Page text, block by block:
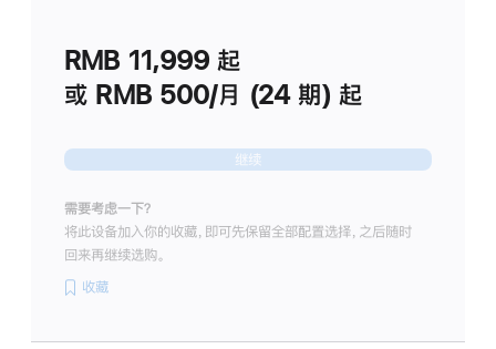
RMB 11,999 起
或 RMB 500/月 (24 期) 起
继续
需要考虑一下？
将此设备加入你的收藏，即可先保留全部配置选择，之后随时
回来再继续选购。
收藏